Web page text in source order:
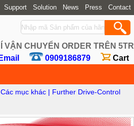
Support Solution News Press Contact
VẬN CHUYỂN ORDER TRÊN 5TR
Email
0909186879 Cart
Các mục khác | Further Drive-Control